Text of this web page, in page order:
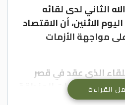
الثاني لدى لقائه
الاثنين، أن الاقتصاد
مواجهة الأزمات
الذي عقد في قصر
رغم اضطرابات المنطقة
الاستراتيجية، مضيفا أن
القراءة